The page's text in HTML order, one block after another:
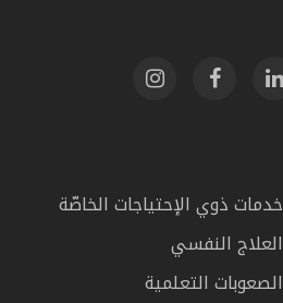
خدمات ذوي الإحتياجات الخاصّة
العلاج النفسي
الصعوبات التعلمیة